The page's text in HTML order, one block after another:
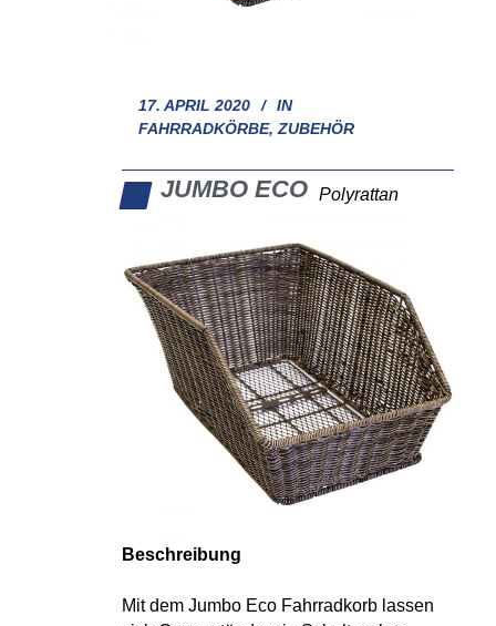
17. APRIL 2020
IN
FAHRRADKÖRBE, ZUBEHÖR
JUMBO ECO Polyrattan
Beschreibung
Mit dem Jumbo Eco Fahrradkorb lassen